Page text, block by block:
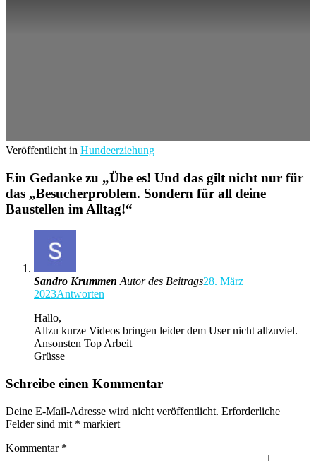
Veröffentlicht in Hundeerziehung
Ein Gedanke zu „Übe es! Und das gilt nicht nur für
das „Besucherproblem. Sondern für all deine
Baustellen im Alltag!“
Sandro Krummen Autor des Beitrags28. März
2023Antworten
Hallo,
Allzu kurze Videos bringen leider dem User nicht allzuviel.
Ansonsten Top Arbeit
Grüsse
Schreibe einen Kommentar
Deine E-Mail-Adresse wird nicht veröffentlicht. Erforderliche
Felder sind mit * markiert
Kommentar *